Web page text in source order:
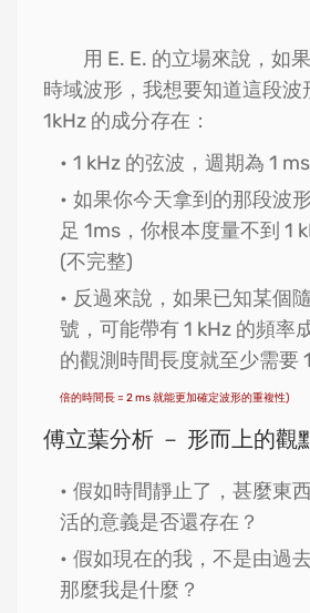
用 E. E. 的立場來說，如
時域波形，我想要知道這段波
1kHz 的成分存在：
1 kHz 的弦波，週期為 1 ms
如果你今天拿到的那段波
足 1ms，你根本度量不到 1
(不完整)
反過來說，如果已知某個
號，可能帶有 1 kHz 的頻率
的觀測時間長度就至少需要
倍的時間長 = 2 ms 就能更加確定波形的重複性)
傅立葉分析 － 形而上的觀
假如時間靜止了，甚麼東
活的意義是否還存在？
假如現在的我，不是由過
那麼我是什麼？